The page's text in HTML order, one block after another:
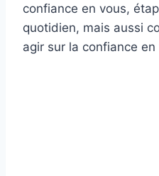
confiance en vous,
quotidien, mais aussi
agir sur la confiance en